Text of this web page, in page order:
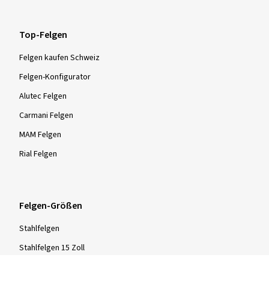
Top-Felgen
Felgen kaufen Schweiz
Felgen-Konfigurator
Alutec Felgen
Carmani Felgen
MAM Felgen
Rial Felgen
Felgen-Größen
Stahlfelgen
Stahlfelgen 15 Zoll